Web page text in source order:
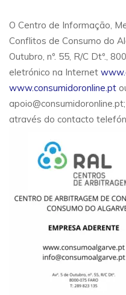
O Centro de Informação,
Conflitos de Consumo do
Outubro, nº. 55, R/C Dtº.,
eletrónico na Internet
www.consumidoronline.pt
através do contacto